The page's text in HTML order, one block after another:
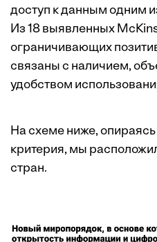
доступ к данным одним
Из 18 выявленных
ограничивающих
связаны с наличием,
удобством
На схеме ниже,
критерия, мы
стран.